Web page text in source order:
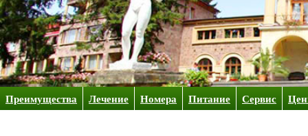
Преимущества Лечение Номера Питание Сервис